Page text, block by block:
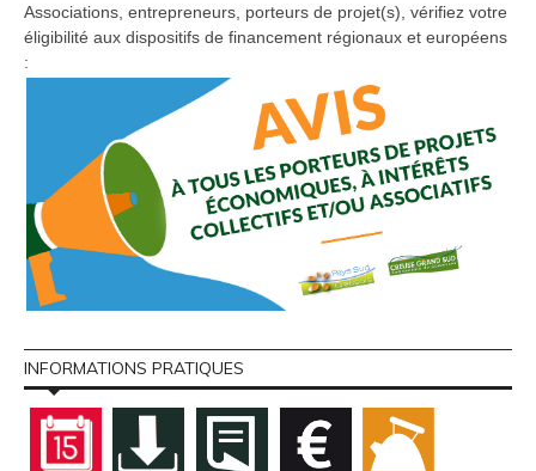
Associations, entrepreneurs, porteurs de projet(s), vérifiez votre
éligibilité aux dispositifs de financement régionaux et européens
:
INFORMATIONS PRATIQUES